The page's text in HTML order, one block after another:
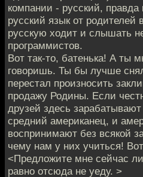
компании - русский,
русский язык от родителей
русскую ходит и слышать
программистов.
Вот так-то, батенька! А ты
говоришь. Ты бы лучше
перестал произносить
продажу Родины. Если
друзей здесь
средний американец, и
воспринимают без всякой
чему нам у них учиться!
<Предложите мне сейчас
равно отсюда не уеду. >